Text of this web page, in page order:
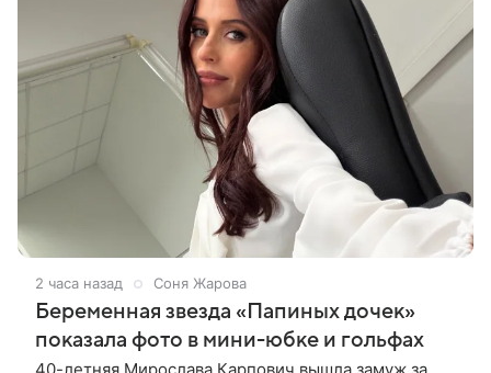
2 часа назад Соня Жарова
Беременная звезда «Папиных дочек»
показала фото в мини-юбке и гольфах